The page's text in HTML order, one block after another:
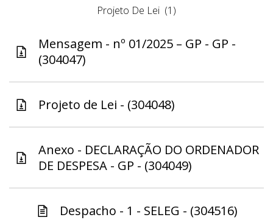
Projeto De Lei (1)
Mensagem - nº 01/2025 – GP - GP -
(304047)
Projeto de Lei - (304048)
Anexo - DECLARAÇÃO DO ORDENADOR
DE DESPESA - GP - (304049)
Despacho - 1 - SELEG - (304516)